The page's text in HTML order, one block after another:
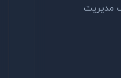
مدیریت